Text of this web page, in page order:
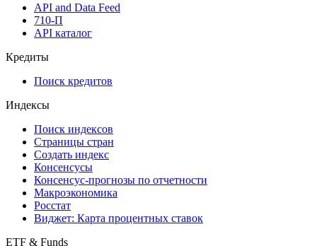
API and Data Feed
710-П
API каталог
Кредиты
Поиск кредитов
Индексы
Поиск индексов
Страницы стран
Создать индекс
Консенсусы
Консенсус-прогнозы по отчетности
Макроэкономика
Росстат
Виджет: Карта процентных ставок
ETF & Funds